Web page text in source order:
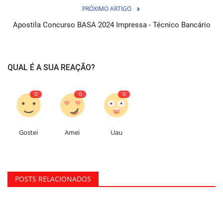
PRÓXIMO ARTIGO
Apostila Concurso BASA 2024 Impressa - Técnico Bancário
QUAL É A SUA REAÇÃO?
0
Gostei
0
Amei
0
Uau
POSTS RELACIONADOS